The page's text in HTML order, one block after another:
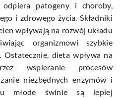
patogeny i choroby,
i zdrowego życia. Składniki
wpływają na rozwój układu
organizmowi szybkie
Ostatecznie, dieta wpływa na
wspieranie procesów
niezbędnych enzymów i
młode świnie są lepiej